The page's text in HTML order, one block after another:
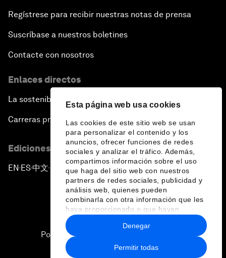
Esta página web usa cookies
Las cookies de este sitio web se usan
para personalizar el contenido y los
anuncios, ofrecer funciones de redes
sociales y analizar el tráfico. Además,
compartimos información sobre el uso
que haga del sitio web con nuestros
partners de redes sociales, publicidad y
análisis web, quienes pueden
combinarla con otra información que les
haya proporcionado o que hayan
recopilado a partir del uso que haya
hecho de sus servicios.
Permitir todas
Denegar
Regístrese para recibir nuestras notas de prensa
Suscríbase a nuestros boletines
Contacte con nosotros
Enlaces directos
La sostenibilidad en el Foro
Carreras profesionales
Ediciones en otros idiomas
EN ▪ES▪中文▪ 日本語
Política de privacidad y normas de uso
Sitemap